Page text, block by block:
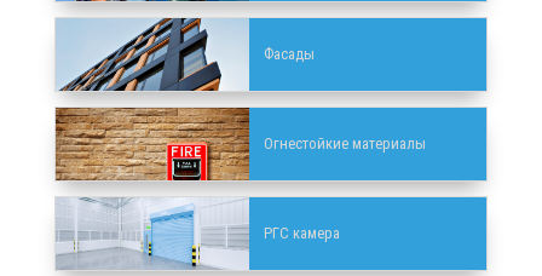
Фасады
Огнестойкие материалы
РГС камера